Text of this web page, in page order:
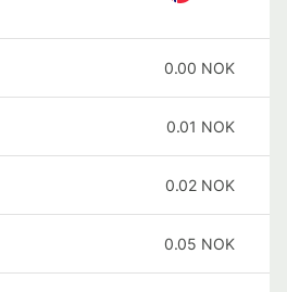
0.00 NOK
0.01 NOK
0.02 NOK
0.05 NOK